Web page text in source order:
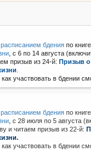
расписанием бдения по
, с 6 по 14 августа
призыв из 24-й:Призыв
участвовать в бдении
расписанием бдения по
с 28 июля по 5 августа
и читаем призыв из 22-й:
участвовать в бдении